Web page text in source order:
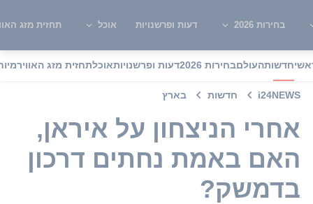
בחירות 2026 דעות ופרשנויות אוכל תחזית מזג
חדשותהעולםבחירות 2026 דעות ופרשנויותאוכלתחזית מזג האוויר
i24NEWS חדשות בארץ
אחרי הניצחון על איראן,
האם באמת נחתים דרכון
בדמשק?